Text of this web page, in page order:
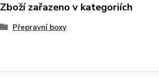
Zboží zařazeno v kategoriích
Přepravní boxy